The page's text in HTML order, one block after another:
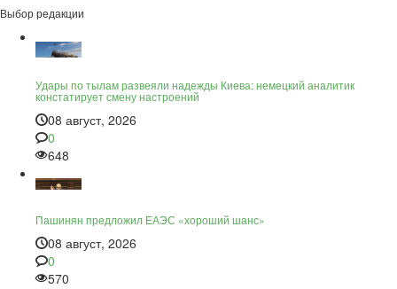
Выбор редакции
Удары по тылам развеяли надежды Киева: немецкий аналитик
констатирует смену настроений
08 август, 2026
0
648
Пашинян предложил ЕАЭС «хороший шанс»
08 август, 2026
0
570